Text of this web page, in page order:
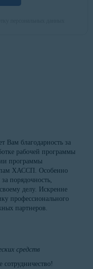
Вам благодарность за
рабочей программы
программы
ХАССП. Особенно
порядочность,
делу. Искренне
профессионального
партнеров.
средств